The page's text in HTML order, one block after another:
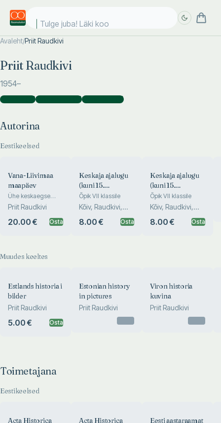
Tulge juba! Läki kool
Avaleht/Priit Raudkivi
Priit Raudkivi
1954–
Autorina )Toimetajana )Koostajana )
Autorina
Eestikeelsed
Vana-Liivimaa
maapäev
Ühe keskaegse
struktuuri
kujunemislugu
Priit Raudkivi
20.00 € Osta
Keskaja ajalugu
(kuni 15.
sajandini)
Õpik VII klassile
Kõiv, Raudkivi,
8.00 € Osta
Keskaja ajalugu
(kuni 15.
sajandini)
Õpik VII klassile
Kõiv, Raudkivi,
8.00 € Osta
Muudes keeltes
Estlands historia i
bilder
Priit Raudkivi
5.00 € Osta
Estonian history
in pictures
Priit Raudkivi
Viron historia
kuvina
Priit Raudkivi
Toimetajana
Eestikeelsed
Acta Historica
Acta Historica
Eesti aastaraamat